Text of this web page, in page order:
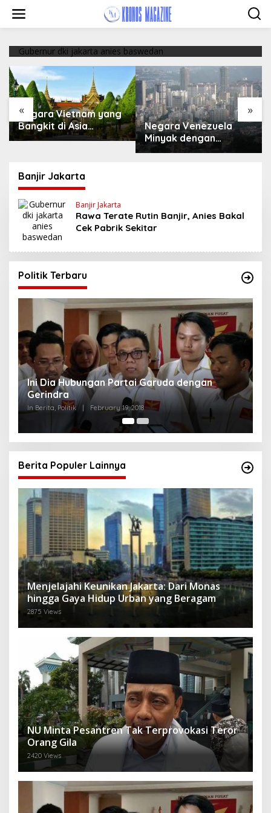
content
Pabrik Sekitar
« »
Negara Vietnam yang
Bangkit di Asia
Tenggara
Negara Venezuela
Minyak dengan
Keindahan Alam
Banjir Jakarta
Banjir Jakarta
Rawa Terate Rutin Banjir, Anies Bakal
Cek Pabrik Sekitar
Politik Terbaru
Ini Dia Hubungan Partai Garuda dengan
Gerindra
In Berita, Politik February 19, 2018
Berita Populer Lainnya
Menjelajahi Keunikan Jakarta: Dari Monas
hingga Gaya Hidup Urban yang Beragam
2875 Views
NU Minta Pesantren Tak Terprovokasi Teror
Orang Gila
2420 Views